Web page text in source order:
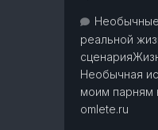
реальной
Необычная
моим парням
omlete.ru